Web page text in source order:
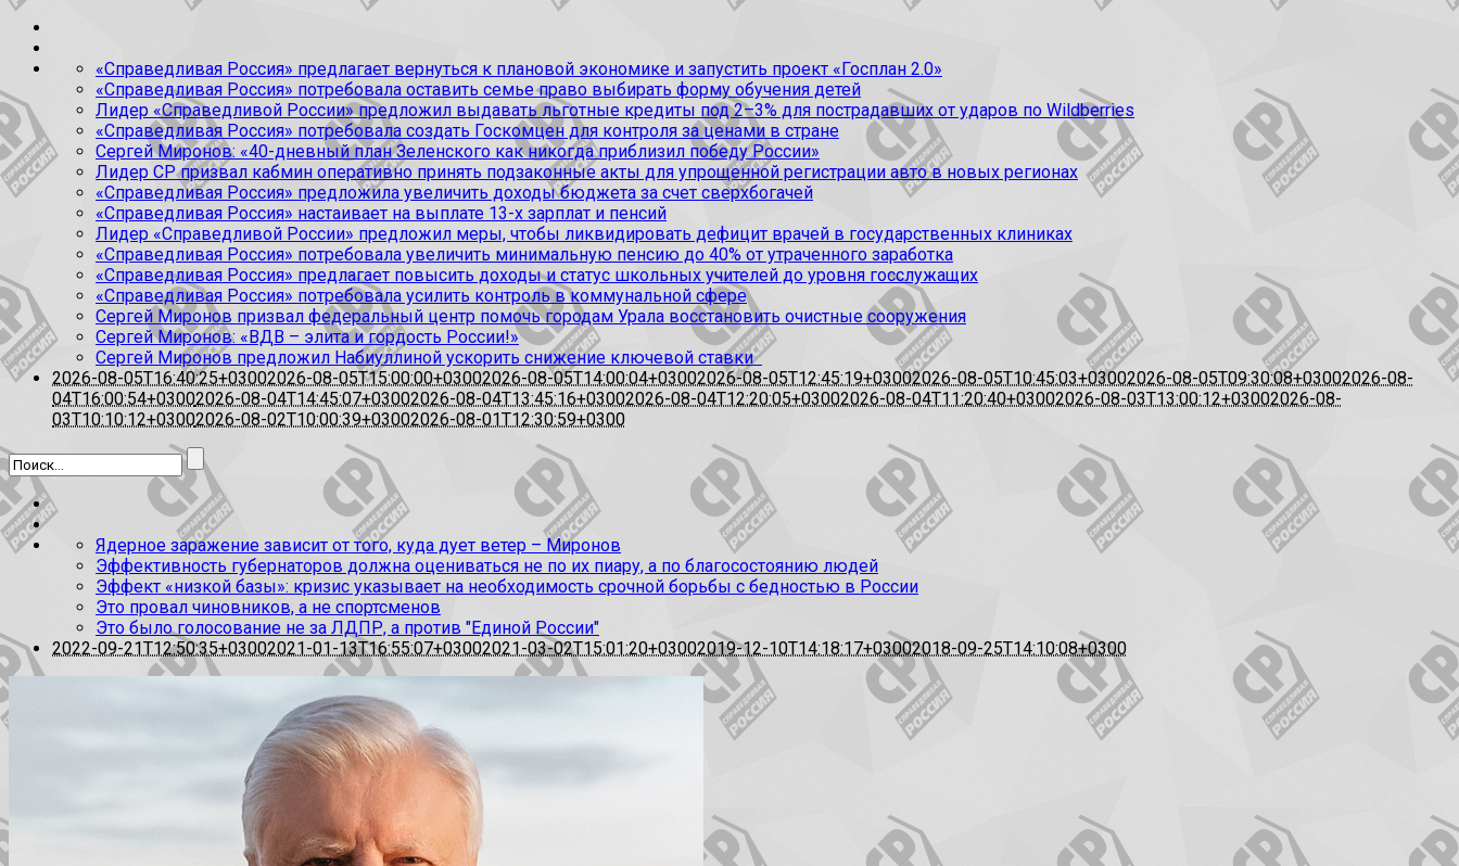
«Справедливая Россия» предлагает вернуться к плановой экономике и запустить проект «Госплан 2.0»
«Справедливая Россия» потребовала оставить семье право выбирать форму обучения детей
Лидер «Справедливой России» предложил выдавать льготные кредиты под 2–3% для пострадавших от ударов по Wildberries
«Справедливая Россия» потребовала создать Госкомцен для контроля за ценами в стране
Сергей Миронов: «40-дневный план Зеленского как никогда приблизил победу России»
Лидер СР призвал кабмин оперативно принять подзаконные акты для упрощенной регистрации авто в новых регионах
«Справедливая Россия» предложила увеличить доходы бюджета за счет сверхбогачей
«Справедливая Россия» настаивает на выплате 13-х зарплат и пенсий
Лидер «Справедливой России» предложил меры, чтобы ликвидировать дефицит врачей в государственных клиниках
«Справедливая Россия» потребовала увеличить минимальную пенсию до 40% от утраченного заработка
«Справедливая Россия» предлагает повысить доходы и статус школьных учителей до уровня госслужащих
«Справедливая Россия» потребовала усилить контроль в коммунальной сфере
Сергей Миронов призвал федеральный центр помочь городам Урала восстановить очистные сооружения
Сергей Миронов: «ВДВ – элита и гордость России!»
Сергей Миронов предложил Набиуллиной ускорить снижение ключевой ставки
2026-08-05T16:40:25+03002026-08-05T15:00:00+03002026-08-05T14:00:04+03002026-08-05T12:45:19+03002026-08-05T10:45:03+03002026-08-05T09:30:08+03002026-08-
04T16:00:54+03002026-08-04T14:45:07+03002026-08-04T13:45:16+03002026-08-04T12:20:05+03002026-08-04T11:20:40+03002026-08-03T13:00:12+03002026-08-
03T10:10:12+03002026-08-02T10:00:39+03002026-08-01T12:30:59+0300
Ядерное заражение зависит от того, куда дует ветер – Миронов
Эффективность губернаторов должна оцениваться не по их пиару, а по благосостоянию людей
Эффект «низкой базы»: кризис указывает на необходимость срочной борьбы с бедностью в России
Это провал чиновников, а не спортсменов
Это было голосование не за ЛДПР, а против "Единой России"
2022-09-21T12:50:35+03002021-01-13T16:55:07+03002021-03-02T15:01:20+03002019-12-10T14:18:17+03002018-09-25T14:10:08+0300